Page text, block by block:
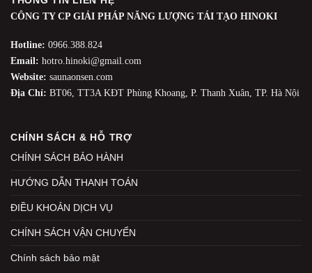
CÔNG TY CP GIẢI PHÁP NĂNG LƯỢNG TÁI TẠO HINOKI
Hotline: 0966.388.824
Email: hotro.hinoki@gmail.com
Website: saunaonsen.com
Địa Chỉ: BT06, TT3A KĐT Phùng Khoang, P. Thanh Xuân, TP. Hà Nội
CHÍNH SÁCH & HỖ TRỢ
CHÍNH SÁCH BẢO HÀNH
HƯỚNG DẪN THANH TOÁN
ĐIỀU KHOẢN DỊCH VỤ
CHÍNH SÁCH VẬN CHUYỂN
Chính sách bảo mật